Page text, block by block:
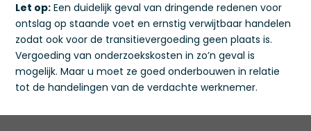
Let op: Een duidelijk geval van dringende redenen voor
ontslag op staande voet en ernstig verwijtbaar handelen
zodat ook voor de transitievergoeding geen plaats is.
Vergoeding van onderzoekskosten in zo’n geval is
mogelijk. Maar u moet ze goed onderbouwen in relatie
tot de handelingen van de verdachte werknemer.